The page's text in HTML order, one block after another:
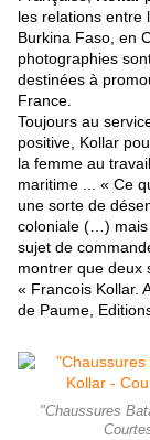
les relations entre
Burkina Faso, en
photographies
destinées à
France.
Toujours au
positive, Kollar
la femme au
maritime ... « Ce
une sorte de
coloniale (…) mais
sujet de
montrer que deux
« Francois Kollar.
de Paume,
"Chaussures